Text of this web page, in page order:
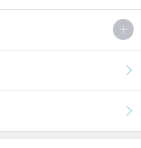
たら見つけました！
ってます（笑）"